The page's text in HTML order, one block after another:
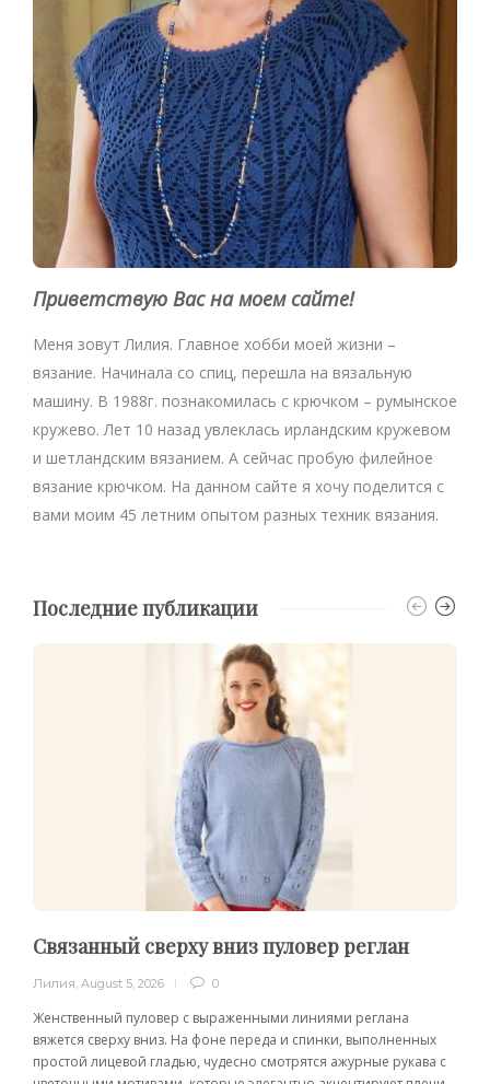
Приветствую Вас на моем сайте!
Меня зовут Лилия. Главное хобби моей жизни –
вязание. Начинала со спиц, перешла на вязальную
машину. В 1988г. познакомилась с крючком – румынское
кружево. Лет 10 назад увлеклась ирландским кружевом
и шетландским вязанием. А сейчас пробую филейное
вязание крючком. На данном сайте я хочу поделится с
вами моим 45 летним опытом разных техник вязания.
Последние публикации
Связанный сверху вниз пуловер реглан
Лилия, August 5, 2026 0
Женственный пуловер с выраженными линиями реглана
вяжется сверху вниз. На фоне переда и спинки, выполненных
простой лицевой гладью, чудесно смотрятся ажурные рукава с